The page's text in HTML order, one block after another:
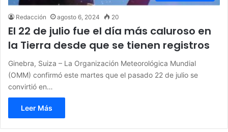
Redacción agosto 6, 2024 20
El 22 de julio fue el día más caluroso en
la Tierra desde que se tienen registros
Ginebra, Suiza – La Organización Meteorológica Mundial
(OMM) confirmó este martes que el pasado 22 de julio se
convirtió en…
Leer Más